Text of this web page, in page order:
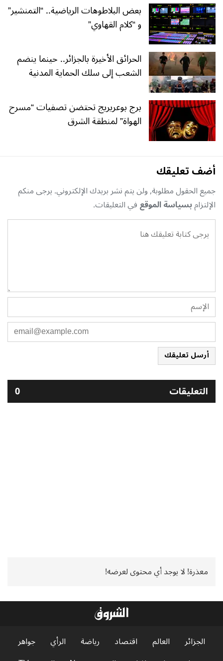
بعض البلاطوهات الرياضية.. “التمنشير”
و “كلام القهاوي”
الحرائق الأخيرة بالجزائر.. حينما ينضم
الشعب إلى سلك الحماية المدنية
برج بوعريريج تحتضن تصفيات “مسرح
الهواة” لمنطقة الشرق
أضف تعليقك
جميع الحقول مطلوبة, ولن يتم نشر بريدك الإلكتروني. يرجى منكم
الإلتزامبسياسة الموقعفي التعليقات.
أرسل تعليقك
التعليقات 0
معذرة! لا يوجد أي محتوى لعرضه!
الجزائر العالم اقتصاد رياضة الرأي
جواهر